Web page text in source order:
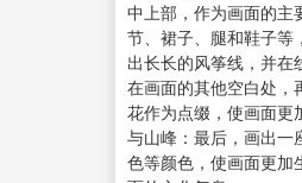
中上部，作为画面的主
节、裙子、腿和鞋子等
出长长的风筝线，并在
在画面的其他空白处，
花作为点缀，使画面更
与山峰：最后，画出一
色等颜色，使画面更加